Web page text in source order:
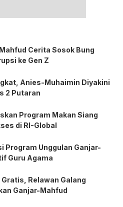
Cerita Sosok Bung
ke Gen Z
Anies-Muhaimin Diyakini
2 Putaran
Program Makan Siang
di RI-Global
Program Unggulan Ganjar-
Guru Agama
Relawan Galang
Ganjar-Mahfud